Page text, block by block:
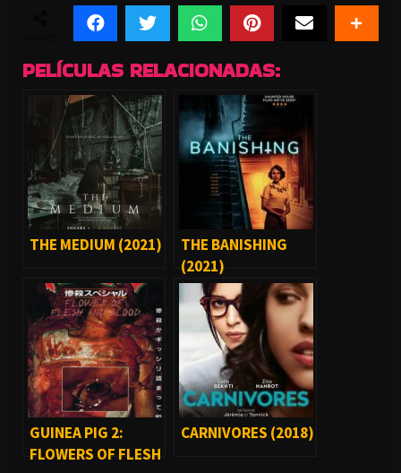
PELÍCULAS RELACIONADAS:
THE MEDIUM (2021)
THE BANISHING
(2021)
GUINEA PIG 2:
FLOWERS OF FLESH
CARNIVORES (2018)